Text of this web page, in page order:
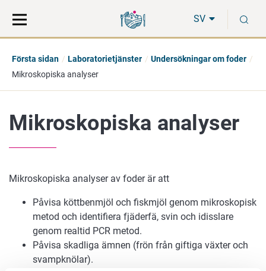
direkt
till
på
hela
SV
Första sidan Laboratorietjänster
Undersökningar om foder
Mikroskopiska analyser
Mikroskopiska analyser
Mikroskopiska analyser av foder är att
Påvisa köttbenmjöl och fiskmjöl genom mikroskopisk
metod och identifiera fjäderfä, svin och idisslare
genom realtid PCR metod.
Påvisa skadliga ämnen (frön från giftiga växter och
svampknölar).